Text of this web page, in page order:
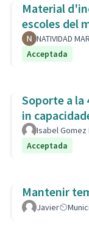
Material
escoles del
NATIVIDAD
Acceptada
Soporte a la 4 Generación (gente mayor con
in
Isabel Gomez
Acceptada
Mantenir
Javier